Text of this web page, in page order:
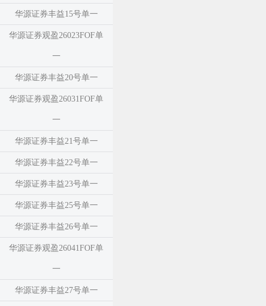
华源证券丰益15号单一
华源证券观盈26023FOF单
一
华源证券丰益20号单一
华源证券观盈26031FOF单
一
华源证券丰益21号单一
华源证券丰益22号单一
华源证券丰益23号单一
华源证券丰益25号单一
华源证券丰益26号单一
华源证券观盈26041FOF单
一
华源证券丰益27号单一